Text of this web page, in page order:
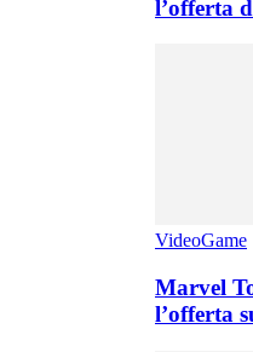
l’offerta
VideoGame
Marvel
l’offerta